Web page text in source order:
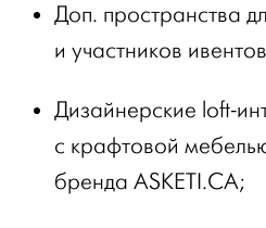
Доп. пространства
и участников
Дизайнерские loft-
с крафтовой
бренда ASKETI.CA;